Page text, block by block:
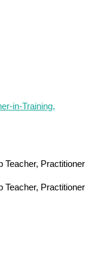
in-Training,
Teacher, Practitioner
Teacher, Practitioner